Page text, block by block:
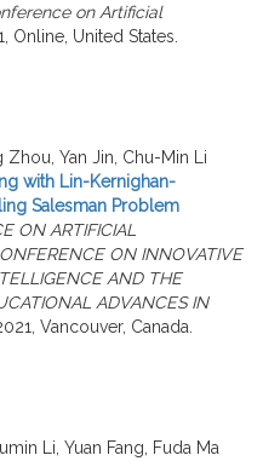
on Artificial
Online, United States.
Yan Jin, Chu-Min Li
with Lin-Kernighan-
Salesman Problem
ON ARTIFICIAL
ON INNOVATIVE
AND THE
ADVANCES IN
Vancouver, Canada.
Li, Yuan Fang, Fuda Ma